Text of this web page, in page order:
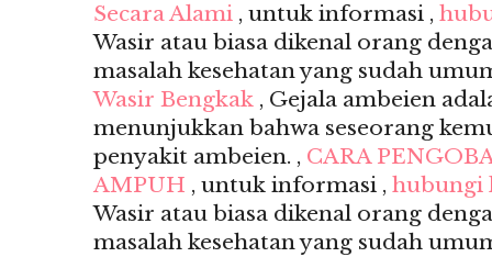
Secara Alami , untuk informasi ,
Wasir atau biasa dikenal orang
masalah kesehatan yang sudah
Wasir Bengkak , Gejala ambeien
menunjukkan bahwa seseorang
penyakit ambeien. , CARA
AMPUH , untuk informasi , hubungi
Wasir atau biasa dikenal orang
masalah kesehatan yang sudah